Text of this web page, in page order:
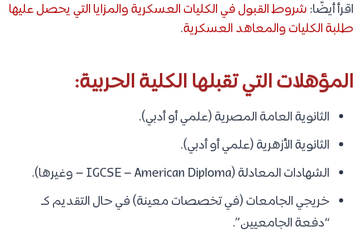
اقرأ أيضًا: شروط القبول في الكليات العسكرية والمزايا التي يحصل عليها
طلبة الكليات والمعاهد العسكرية.
المؤهلات التي تقبلها الكلية الحربية:
الثانوية العامة المصرية (علمي أو أدبي).
الثانوية الأزهرية (علمي أو أدبي).
الشهادات المعادلة (IGCSE – American Diploma – وغيرها).
خريجي الجامعات (في تخصصات معينة) في حال التقديم كـ
“دفعة الجامعيين”.